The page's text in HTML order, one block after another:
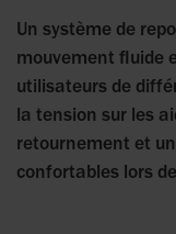
Un système de
mouvement fluide
utilisateurs de
la tension sur les
retournement et
confortables lors